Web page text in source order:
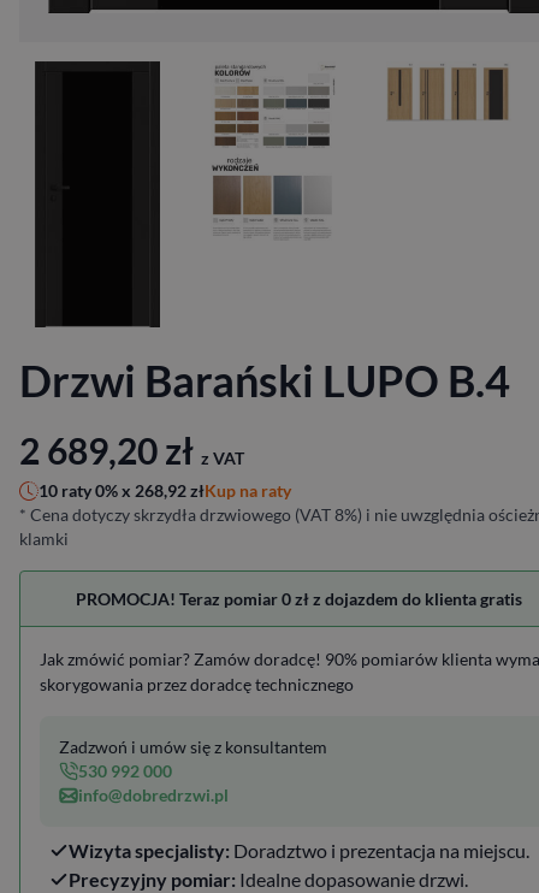
Drzwi Barański LUPO B.4
2 689,20zł z VAT
10 raty 0% x 268,92złKup na raty
* Cena dotyczy skrzydła drzwiowego (VAT 8%) i nie uwzględnia
klamki
PROMOCJA! Teraz pomiar 0 zł z dojazdem do klienta gratis
Jak zmówić pomiar? Zamów doradcę! 90% pomiarów klienta
skorygowania przez doradcę technicznego
Wizyta specjalisty: Doradztwo i prezentacja na miejscu.
Precyzyjny pomiar: Idealne dopasowanie drzwi.
Zadzwoń i umów się z konsultantem
530 992 000
info@dobredrzwi.pl